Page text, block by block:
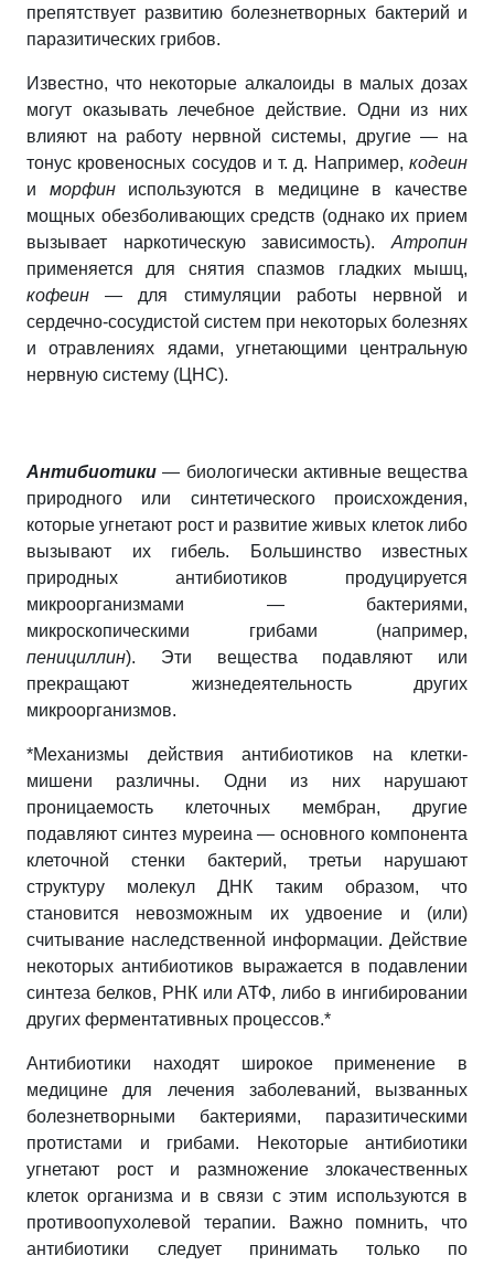
препятствует развитию болезнетворных бактерий и
паразитических грибов.
Известно, что некоторые алкалоиды в малых дозах
могут оказывать лечебное действие. Одни из них
влияют на работу нервной системы, другие — на
тонус кровеносных сосудов и т. д. Например, кодеин
и морфиниспользуются в медицине в качестве
мощных обезболивающих средств (однако их прием
вызывает наркотическую зависимость). Атропин
применяется для снятия спазмов гладких мышц,
кофеин — для стимуляции работы нервной и
сердечно-сосудистой систем при некоторых болезнях
и отравлениях ядами, угнетающими центральную
нервную систему (ЦНС).
Антибиотики — биологически активные вещества
природного или синтетического происхождения,
которые угнетают рост и развитие живых клеток либо
вызывают их гибель. Большинство известных
природных антибиотиков продуцируется
микроорганизмами — бактериями,
микроскопическими грибами (например,
пенициллин). Эти вещества подавляют или
прекращают жизнедеятельность других
микроорганизмов.
*Механизмы действия антибиотиков на клетки-
мишени различны. Одни из них нарушают
проницаемость клеточных мембран, другие
подавляют синтез муреина — основного компонента
клеточной стенки бактерий, третьи нарушают
структуру молекул ДНК таким образом, что
становится невозможным их удвоение и (или)
считывание наследственной информации. Действие
некоторых антибиотиков выражается в подавлении
синтеза белков, РНК или АТФ, либо в ингибировании
других ферментативных процессов.*
Антибиотики находят широкое применение в
медицине для лечения заболеваний, вызванных
болезнетворными бактериями, паразитическими
протистами и грибами. Некоторые антибиотики
угнетают рост и размножение злокачественных
клеток организма и в связи с этим используются в
противоопухолевой терапии. Важно помнить, что
антибиотики следует принимать только по